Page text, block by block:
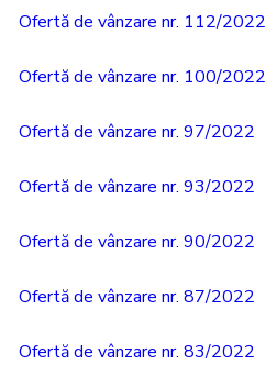
Ofertă de vânzare nr. 112/2022
Ofertă de vânzare nr. 100/2022
Ofertă de vânzare nr. 97/2022
Ofertă de vânzare nr. 93/2022
Ofertă de vânzare nr. 90/2022
Ofertă de vânzare nr. 87/2022
Ofertă de vânzare nr. 83/2022